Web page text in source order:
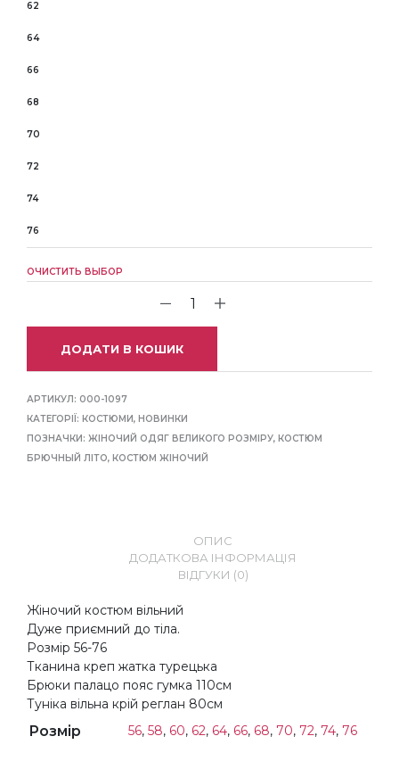
62
64
66
68
70
72
74
76
ОЧИСТИТЬ ВЫБОР
ДОДАТИ В КОШИК
АРТИКУЛ: 000-1097
КАТЕГОРІЇ: КОСТЮМИ, НОВИНКИ
ПОЗНАЧКИ: ЖІНОЧИЙ ОДЯГ ВЕЛИКОГО РОЗМІРУ, КОСТЮМ
БРЮЧНЫЙ ЛІТО, КОСТЮМ ЖІНОЧИЙ
ОПИС
ДОДАТКОВА ІНФОРМАЦІЯ
ВІДГУКИ (0)
Жіночий костюм вільний
Дуже приємний до тіла.
Розмір 56-76
Тканина креп жатка турецька
Брюки палацо пояс гумка 110см
Туніка вільна крій реглан 80см
Розмір 56, 58, 60, 62, 64, 66, 68, 70, 72, 74, 76